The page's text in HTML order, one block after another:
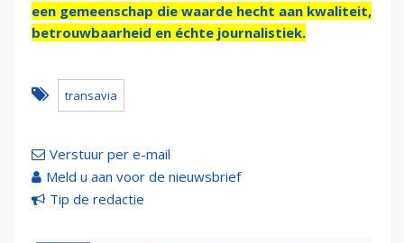
een gemeenschap die waarde hecht aan kwaliteit,
betrouwbaarheid en échte journalistiek.
transavia
Verstuur per e-mail
Meld u aan voor de nieuwsbrief
Tip de redactie